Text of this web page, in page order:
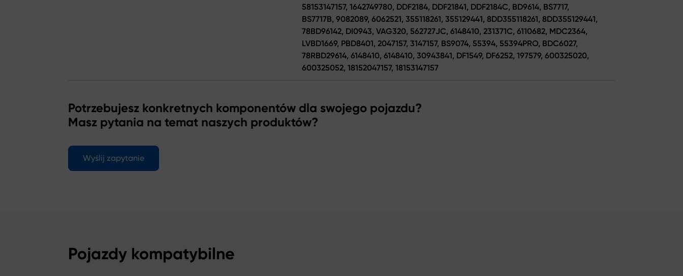
58153147157, 1642749780, DDF2184, DDF21841, DDF2184C, BD9614, BS7717,
BS7717B, 9082089, 6062521, 355118261, 355129441, 8DD355118261, 8DD355129441,
78BD96142, DI0943, VAG320, 562727JC, 6148410, 231371C, 6110682, MDC2364,
LVBD1669, PBD8401, 2047157, 3147157, BS9074, 55394, 55394PRO, BDC6027,
78RBD29614, 6148410, 6148410, 30943841, DF1549, DF6252, 197579, 600325020,
600325052, 18152047157, 18153147157
Potrzebujesz konkretnych komponentów dla swojego pojazdu?
Masz pytania na temat naszych produktów?
Wyślij zapytanie
Pojazdy kompatybilne